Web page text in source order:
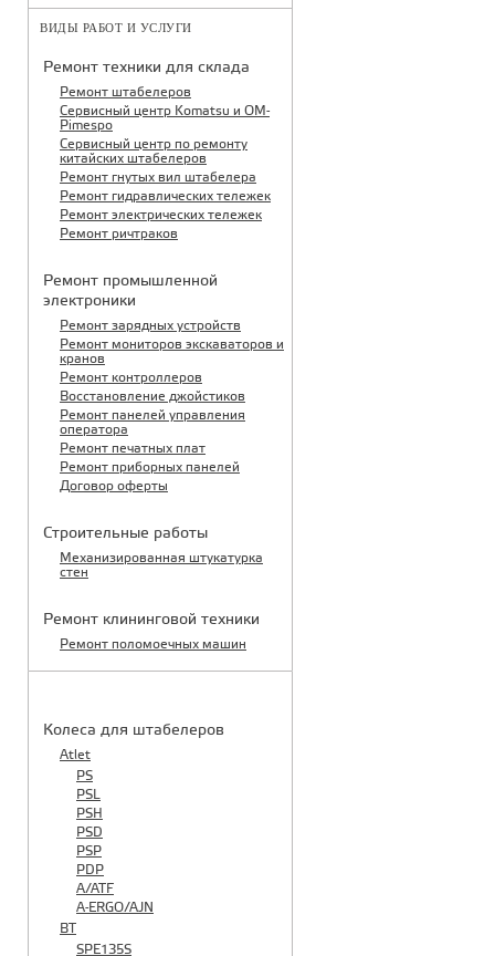
ВИДЫ РАБОТ И УСЛУГИ
Ремонт техники для склада
Ремонт штабелеров
Сервисный центр Komatsu и OM-
Pimespo
Сервисный центр по ремонту
китайских штабелеров
Ремонт гнутых вил штабелера
Ремонт гидравлических тележек
Ремонт электрических тележек
Ремонт ричтраков
Ремонт промышленной
электроники
Ремонт зарядных устройств
Ремонт мониторов экскаваторов и
кранов
Ремонт контроллеров
Восстановление джойстиков
Ремонт панелей управления
оператора
Ремонт печатных плат
Ремонт приборных панелей
Договор оферты
Строительные работы
Механизированная штукатурка
стен
Ремонт клининговой техники
Ремонт поломоечных машин
Колеса для штабелеров
Atlet
PS
PSL
PSH
PSD
PSP
PDP
A/ATF
A-ERGO/AJN
BT
SPE135S